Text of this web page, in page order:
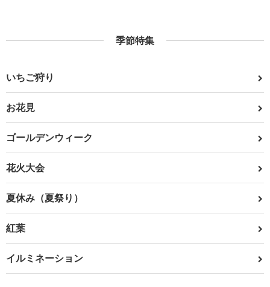
季節特集
いちご狩り
お花見
ゴールデンウィーク
花火大会
夏休み（夏祭り）
紅葉
イルミネーション